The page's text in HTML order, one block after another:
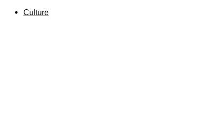
Culture